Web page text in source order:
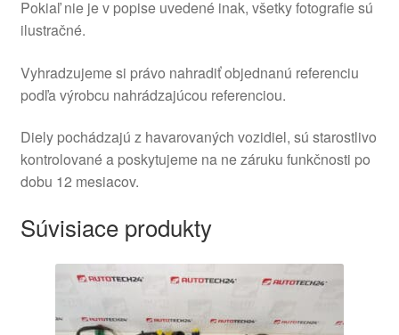
Pokiaľ nie je v popise uvedené inak, všetky fotografie sú
ilustračné.
Vyhradzujeme si právo nahradiť objednanú referenciu
podľa výrobcu nahrádzajúcou referenciou.
Diely pochádzajú z havarovaných vozidiel, sú starostlivo
kontrolované a poskytujeme na ne záruku funkčnosti po
dobu 12 mesiacov.
Súvisiace produkty